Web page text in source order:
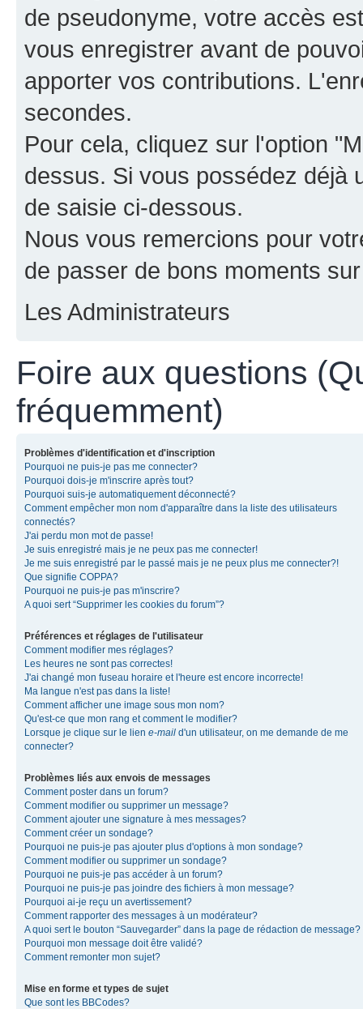
de pseudonyme, votre accès
vous enregistrer avant de
apporter vos contributions.
secondes.
Pour cela, cliquez sur l'option
dessus. Si vous possédez déjà
de saisie ci-dessous.
Nous vous remercions pour
de passer de bons moments
Les Administrateurs
Foire aux questions
fréquemment)
Problèmes d'identification et d'inscription
Pourquoi ne puis-je pas me connecter?
Pourquoi dois-je m'inscrire après tout?
Pourquoi suis-je automatiquement déconnecté?
Comment empêcher mon nom d'apparaître dans la liste des utilisateurs
connectés?
J'ai perdu mon mot de passe!
Je suis enregistré mais je ne peux pas me connecter!
Je me suis enregistré par le passé mais je ne peux plus me connecter?!
Que signifie COPPA?
Pourquoi ne puis-je pas m'inscrire?
A quoi sert “Supprimer les cookies du forum”?
Préférences et réglages de l'utilisateur
Comment modifier mes réglages?
Les heures ne sont pas correctes!
J'ai changé mon fuseau horaire et l'heure est encore incorrecte!
Ma langue n'est pas dans la liste!
Comment afficher une image sous mon nom?
Qu'est-ce que mon rang et comment le modifier?
Lorsque je clique sur le lien e-mail d'un utilisateur, on me demande de me
connecter?
Problèmes liés aux envois de messages
Comment poster dans un forum?
Comment modifier ou supprimer un message?
Comment ajouter une signature à mes messages?
Comment créer un sondage?
Pourquoi ne puis-je pas ajouter plus d'options à mon sondage?
Comment modifier ou supprimer un sondage?
Pourquoi ne puis-je pas accéder à un forum?
Pourquoi ne puis-je pas joindre des fichiers à mon message?
Pourquoi ai-je reçu un avertissement?
Comment rapporter des messages à un modérateur?
A quoi sert le bouton “Sauvegarder” dans la page de rédaction de message?
Pourquoi mon message doit être validé?
Comment remonter mon sujet?
Mise en forme et types de sujet
Que sont les BBCodes?